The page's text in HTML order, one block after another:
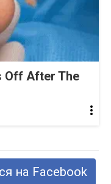
Off After The
на Facebook